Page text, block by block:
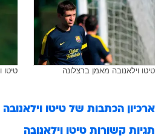
טיטו וילאנובה מאמן ברצלונה טיטו
ארכיון הכתבות של טיטו וילאנובה
תגיות קשורות טיטו וילאנובה